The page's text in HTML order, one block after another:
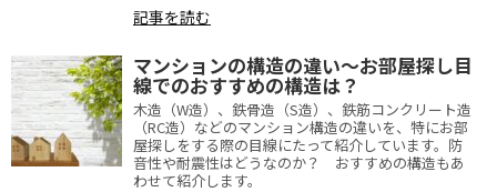
記事を読む
マンションの構造の違い～お部屋探し目
線でのおすすめの構造は？
木造（W造）、鉄骨造（S造）、鉄筋コンクリート造
（RC造）などのマンション構造の違いを、特にお部
屋探しをする際の目線にたって紹介しています。防
音性や耐震性はどうなのか？ おすすめの構造もあ
わせて紹介します。